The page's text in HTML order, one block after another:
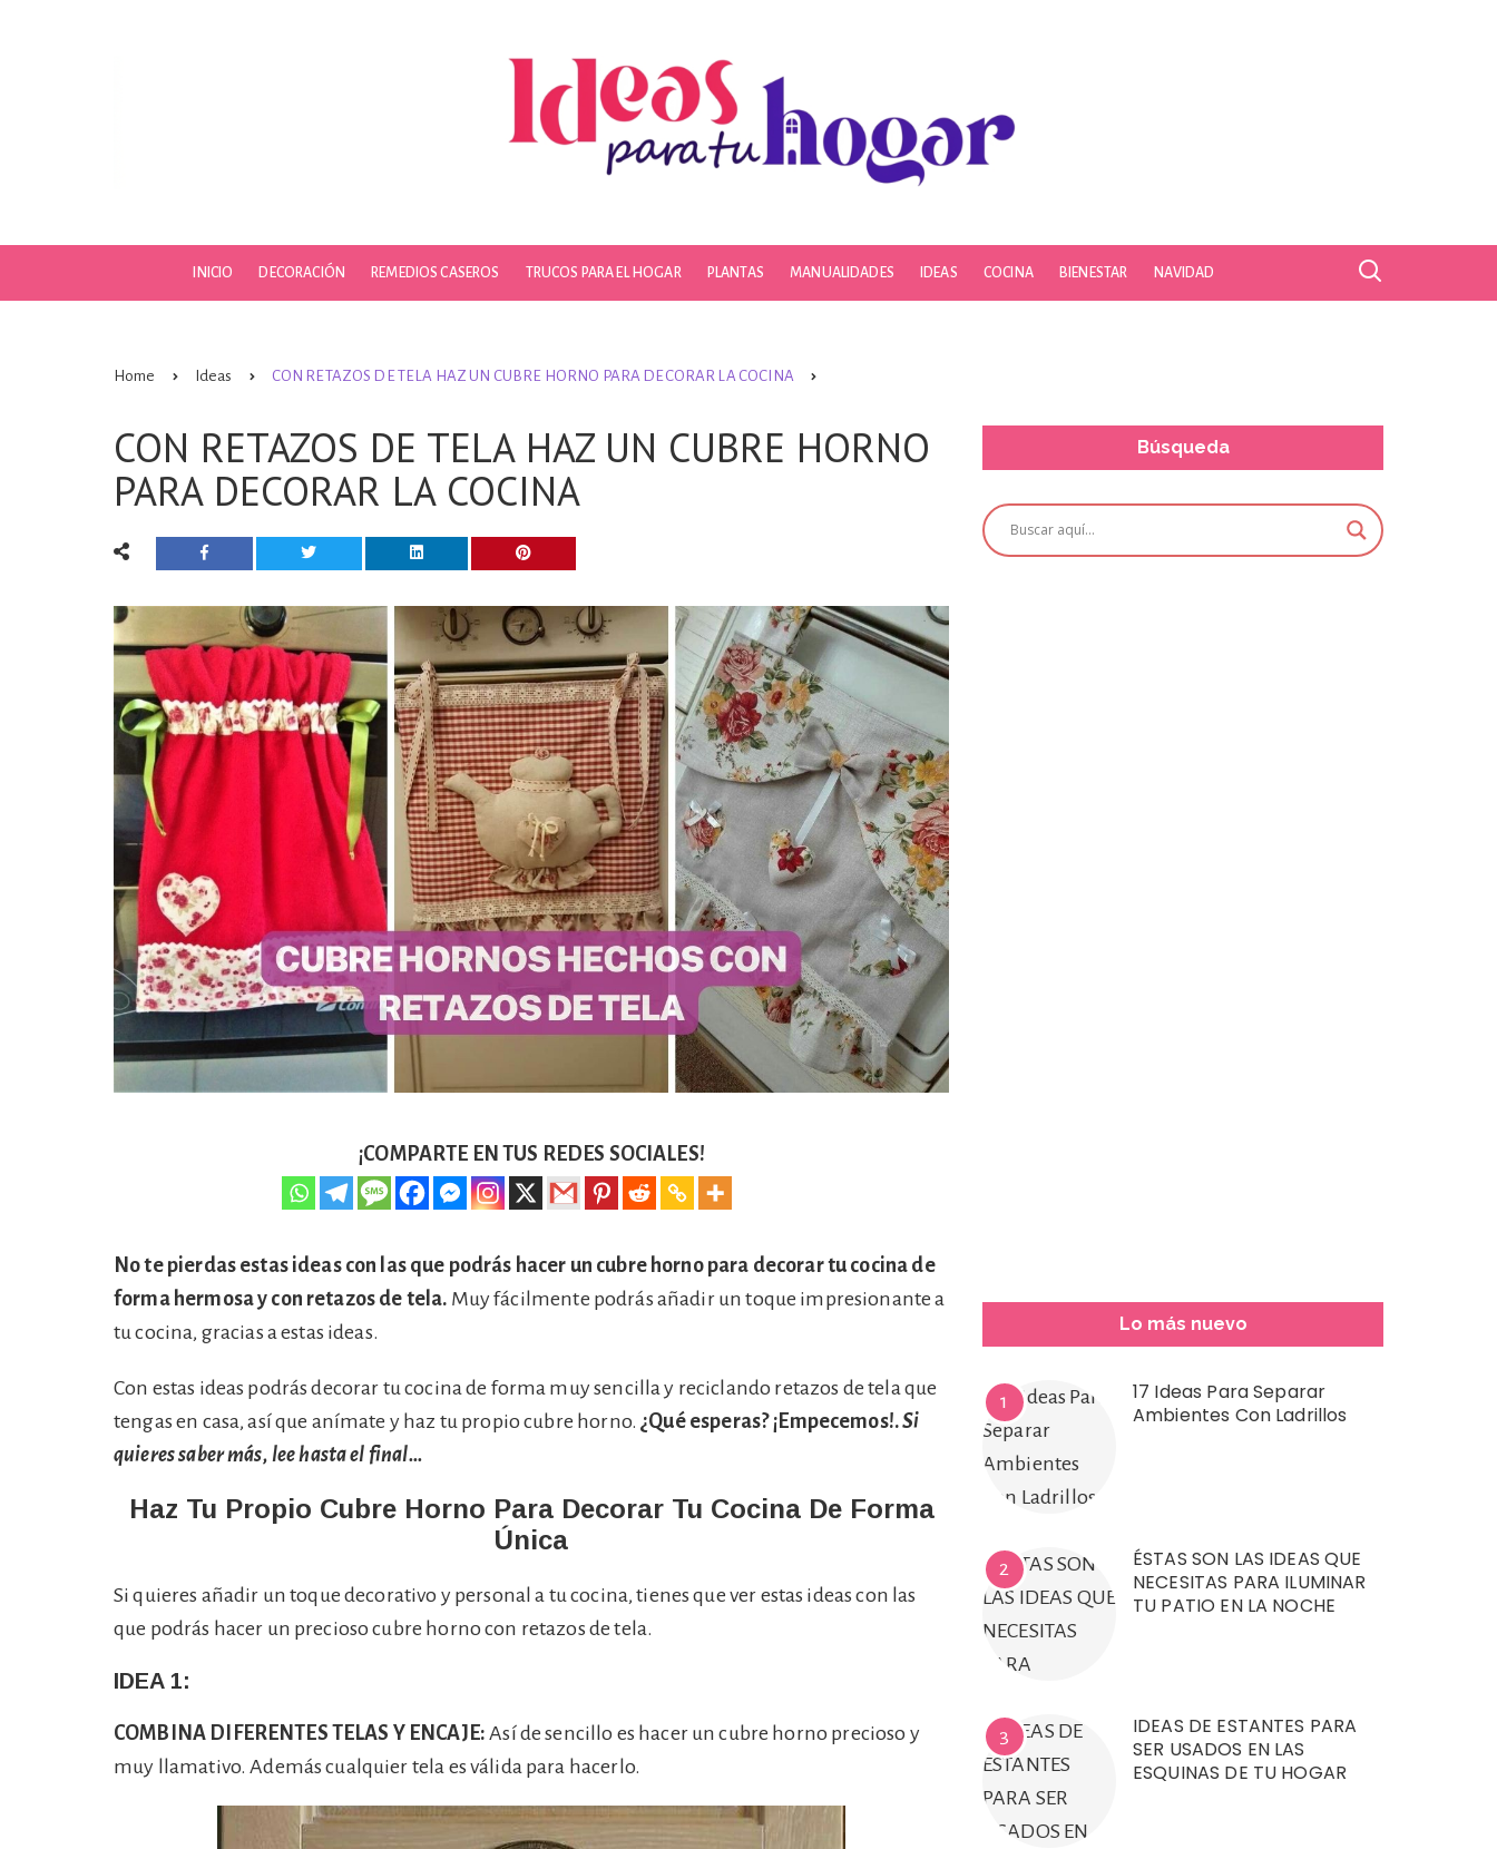
INICIO DECORACIÓN REMEDIOS CASEROS TRUCOS PARA EL HOGAR PLANTAS MANUALIDADES IDEAS COCINA BIENESTAR NAVIDAD
Home Ideas CON RETAZOS DE TELA HAZ UN CUBRE HORNO PARA DECORAR LA COCINA
CON RETAZOS DE TELA HAZ UN CUBRE HORNO
PARA DECORAR LA COCINA
¡COMPARTE EN TUS REDES SOCIALES!
No te pierdas estas ideas con las que podrás hacer un cubre horno para decorar tu cocina de
forma hermosa y con retazos de tela. Muy fácilmente podrás añadir un toque impresionante a
tu cocina, gracias a estas ideas.
Con estas ideas podrás decorar tu cocina de forma muy sencilla y reciclando retazos de tela que
tengas en casa, así que anímate y haz tu propio cubre horno.¿Qué esperas? ¡Empecemos!.Si
quieres saber más, lee hasta el final…
Haz Tu Propio Cubre Horno Para Decorar Tu Cocina De Forma
Única
Si quieres añadir un toque decorativo y personal a tu cocina, tienes que ver estas ideas con las
que podrás hacer un precioso cubre horno con retazos de tela.
IDEA 1:
COMBINA DIFERENTES TELAS Y ENCAJE:Así de sencillo es hacer un cubre horno precioso y
muy llamativo. Además cualquier tela es válida para hacerlo.
Búsqueda
Lo más nuevo
1
17 Ideas Para Separar
Ambientes Con Ladrillos
2
ÉSTAS SON LAS IDEAS QUE
NECESITAS PARA ILUMINAR
TU PATIO EN LA NOCHE
3
IDEAS DE ESTANTES PARA
SER USADOS EN LAS
ESQUINAS DE TU HOGAR